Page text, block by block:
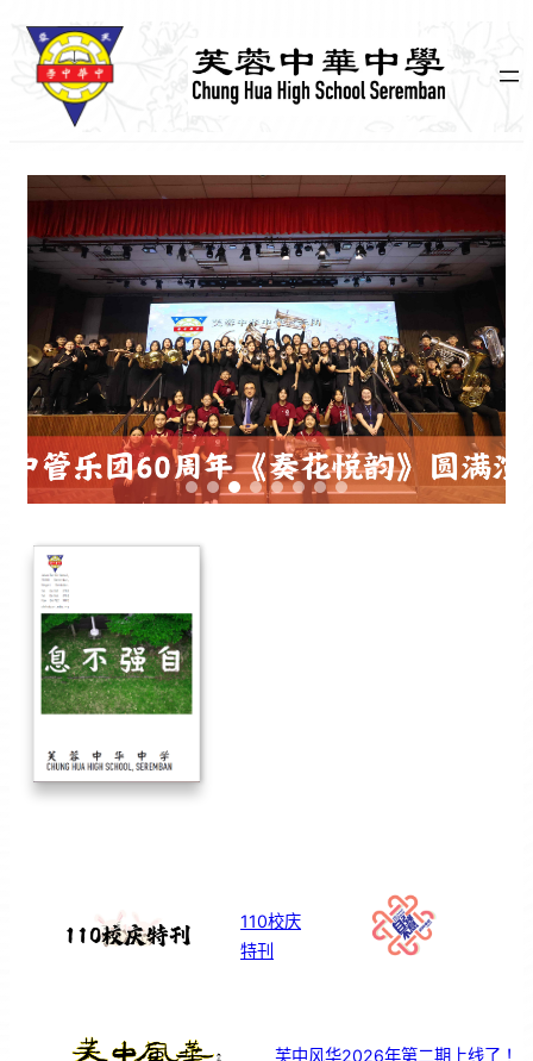
110校庆
特刊
芙中风华2026年第二期上线了！